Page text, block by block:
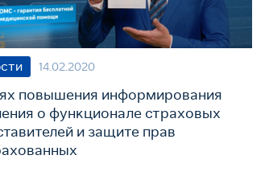
14.02.2020
повышения информирования
о функционале страховых
и защите прав